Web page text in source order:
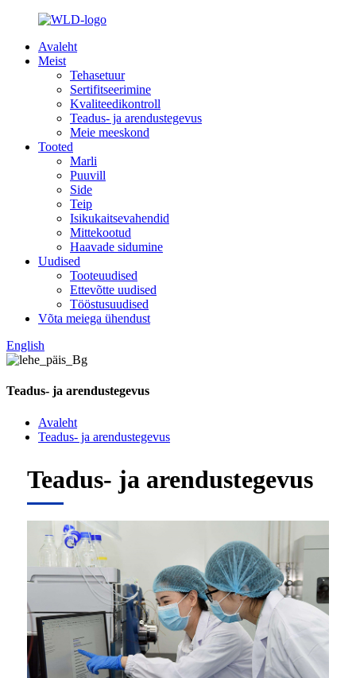
Avaleht
Meist
Tehasetuur
Sertifitseerimine
Kvaliteedikontroll
Teadus- ja arendustegevus
Meie meeskond
Tooted
Marli
Puuvill
Side
Teip
Isikukaitsevahendid
Mittekootud
Haavade sidumine
Uudised
Tooteuudised
Ettevõtte uudised
Tööstusuudised
Võta meiega ühendust
English
Teadus- ja arendustegevus
Avaleht
Teadus- ja arendustegevus
Teadus- ja arendustegevus